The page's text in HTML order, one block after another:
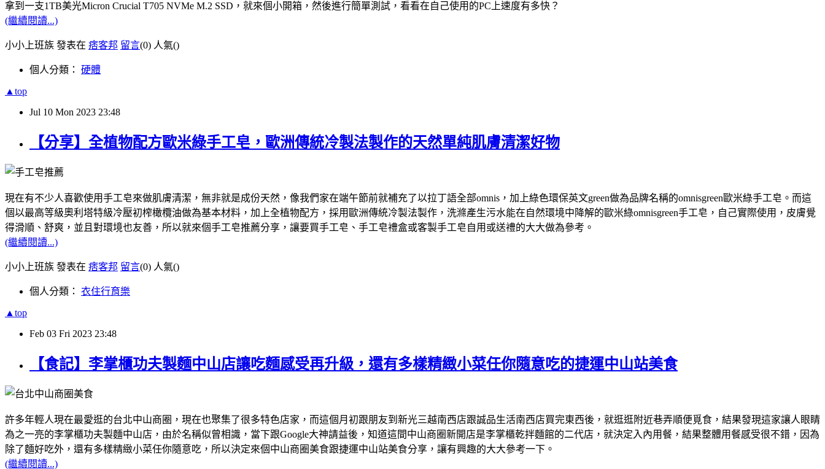
拿到一支1TB美光Micron Crucial T705 NVMe M.2 SSD，就來個小開箱，然後進行簡單測試，看看在自己使用的PC上速度有多快？
(繼續閱讀...)
小小上班族 發表在 痞客邦 留言(0) 人氣()
個人分類： 硬體
▲top
Jul 10 Mon 2023 23:48
【分享】全植物配方歐米綠手工皂，歐洲傳統冷製法製作的天然單純肌膚清潔好物
現在有不少人喜歡使用手工皂來做肌膚清潔，無非就是成份天然，像我們家在端午節前就補充了以拉丁語全部omnis，加上綠色環保英文green做為品牌名稱的omnisgreen歐米綠手工皂。而這
個以最高等級奧利塔特級冷壓初榨橄欖油做為基本材料，加上全植物配方，採用歐洲傳統冷製法製作，洗滌產生污水能在自然環境中降解的歐米綠omnisgreen手工皂，自己實際使用，皮膚覺
得滑順、舒爽，並且對環境也友善，所以就來個手工皂推薦分享，讓要買手工皂、手工皂禮盒或客製手工皂自用或送禮的大大做為參考。
(繼續閱讀...)
小小上班族 發表在 痞客邦 留言(0) 人氣()
個人分類： 衣住行育樂
▲top
Feb 03 Fri 2023 23:48
【食記】李掌櫃功夫製麵中山店讓吃麵感受再升級，還有多樣精緻小菜任你隨意吃的捷運中山站美食
許多年輕人現在最愛逛的台北中山商圈，現在也聚集了很多特色店家，而這個月初跟朋友到新光三越南西店跟誠品生活南西店買完東西後，就逛逛附近巷弄順便覓食，結果發現這家讓人眼睛
為之一亮的李掌櫃功夫製麵中山店，由於名稱似曾相識，當下跟Google大神請益後，知道這間中山商圈新開店是李掌櫃乾拌麵館的二代店，就決定入內用餐，結果整體用餐感受很不錯，因為
除了麵好吃外，還有多樣精緻小菜任你隨意吃，所以決定來個中山商圈美食跟捷運中山站美食分享，讓有興趣的大大參考一下。
(繼續閱讀...)